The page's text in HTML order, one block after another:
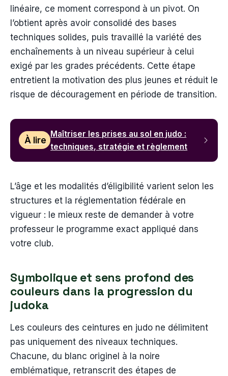
linéaire, ce moment correspond à un pivot. On
l’obtient après avoir consolidé des bases
techniques solides, puis travaillé la variété des
enchaînements à un niveau supérieur à celui
exigé par les grades précédents. Cette étape
entretient la motivation des plus jeunes et réduit le
risque de découragement en période de transition.
À lire
Maîtriser les prises au sol en judo :
techniques, stratégie et règlement
L’âge et les modalités d’éligibilité varient selon les
structures et la réglementation fédérale en
vigueur : le mieux reste de demander à votre
professeur le programme exact appliqué dans
votre club.
Symbolique et sens profond des
couleurs dans la progression du
judoka
Les couleurs des ceintures en judo ne délimitent
pas uniquement des niveaux techniques.
Chacune, du blanc originel à la noire
emblématique, retranscrit des étapes de